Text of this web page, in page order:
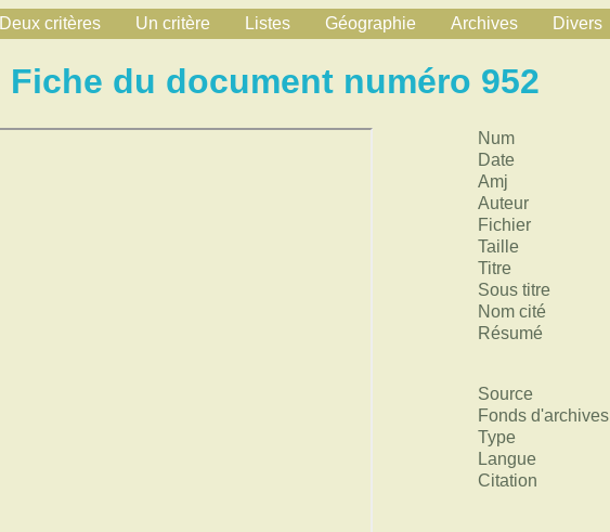
Deux critères Un critère Listes Géographie Archives Divers
Fiche du document numéro 952
Num
Date
Amj
Auteur
Fichier
Taille
Titre
Sous titre
Nom cité
Résumé
Source
Fonds d'archives
Type
Langue
Citation